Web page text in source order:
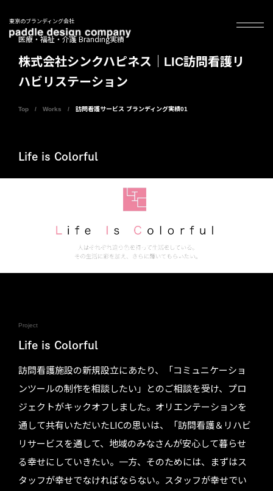
東京のブランディング会社
医療・福祉・介護 Branding実績
株式会社シンクハピネス｜LIC訪問看護リ
ハビリステーション
Top Works 訪問看護サービス ブランディング実績01
Life is Colorful
Project
Life is Colorful
訪問看護施設の新規設立にあたり、「コミュニケーショ
ンツールの制作を相談したい」とのご相談を受け、プロ
ジェクトがキックオフしました。オリエンテーションを
通して共有いただいたLICの思いは、「訪問看護＆リハビ
リサービスを通して、地域のみなさんが安心して暮らせ
る幸せにしていきたい。一方、そのためには、まずはス
タッフが幸せでなければならない。スタッフが幸せでい